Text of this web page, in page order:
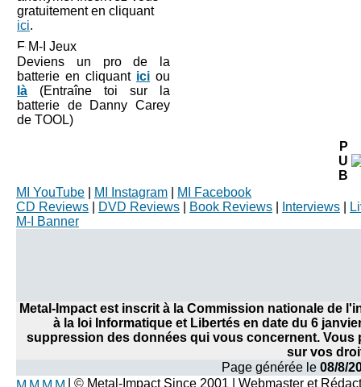
gratuitement en cliquant
ici.
M-I Jeux
Deviens un pro de la
batterie en cliquant ici ou
là (Entraîne toi sur la
batterie de Danny Carey
de TOOL)
P
U
B
MI YouTube
MI Instagram
MI Facebook
CD Reviews
DVD Reviews Book Reviews Interviews
M-I Banner
Metal-Impact est inscrit à la Commission nationale de
à la loi Informatique et Libertés en date du 6
suppression des données qui vous concernent.
sur vos
Page générée le 08/8/
| © Metal-Impact Since 2001 | Webmaster et